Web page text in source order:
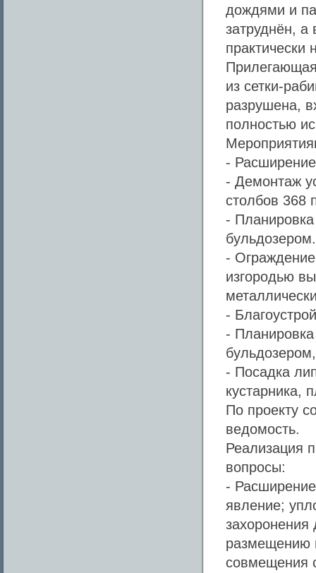
дождями и
затруднён, а
практически
из сетки-
разрушена,
полностью
-
- Демонтаж
столбов 368
-
бульдозером.
-
изгородью
-
-
- Посадка
кустарника,
По проекту
ведомость.
Реализация
вопросы:
- Расширение
явление;
размещению
совмещения